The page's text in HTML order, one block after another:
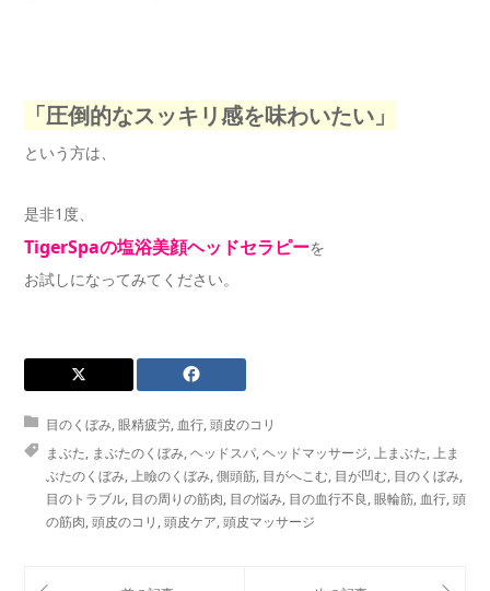
「圧倒的なスッキリ感を味わいたい」
という方は、
是非1度、
TigerSpaの塩浴美顔ヘッドセラピーを
お試しになってみてください。
目のくぼみ,眼精疲労, 血行,頭皮のコリ
まぶた, まぶたのくぼみ,ヘッドスパ,ヘッドマッサージ,上まぶた,上ま
ぶたのくぼみ,上瞼のくぼみ,側頭筋, 目がへこむ, 目が凹む, 目のくぼみ,
目のトラブル, 目の周りの筋肉, 目の悩み, 目の血行不良,眼輪筋, 血行,頭
の筋肉,頭皮のコリ ,頭皮ケア,頭皮マッサージ